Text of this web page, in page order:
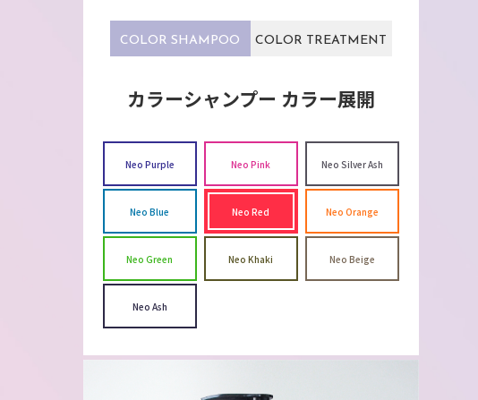
COLOR SHAMPOO COLOR TREATMENT
カラーシャンプー カラー展開
Neo Purple Neo Pink Neo Silver Ash
Neo Blue Neo Red Neo Orange
Neo Green Neo Khaki Neo Beige
Neo Ash